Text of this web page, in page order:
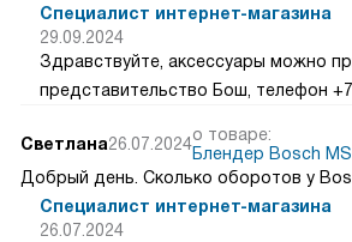
Специалист интернет-магазина
29.09.2024
Здравствуйте, аксессуары можно
представительство Бош, телефон
Светлана26.07.2024о товаре:
Блендер Bosch
Добрый день. Сколько оборотов у
Специалист интернет-магазина
26.07.2024